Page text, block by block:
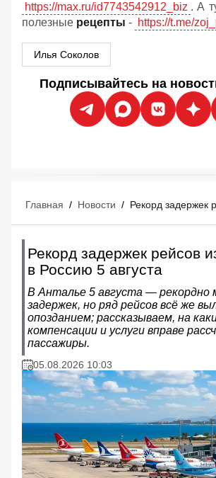
https://max.ru/id7743542912_biz . А
полезные рецепты - https://t.me/
Илья Соколов
Подписывайтесь на
Главная / Новости /
Рекорд задержек рейсов
в Россию 5 августа
В Анталье 5 августа — рекордно
задержек, но ряд рейсов всё же
опозданием; рассказываем, на
компенсации и услуги вправе
пассажиры.
05.08.2026 10:03